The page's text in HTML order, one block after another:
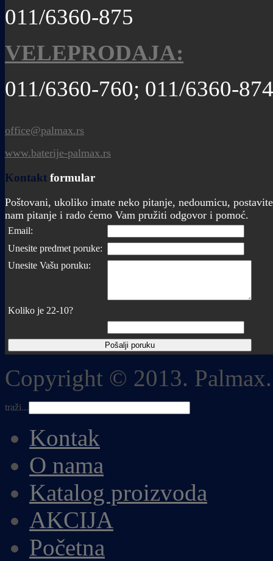
011/6360-875
VELEPRODAJA:
011/6360-760; 011/6360-874
office@palmax.rs
www.baterije-palmax.rs
Kontakt formular
Poštovani, ukoliko imate neko pitanje, nedoumicu, postavite
nam pitanje i rado ćemo Vam pružiti odgovor i pomoć.
Email:
Unesite predmet poruke:
Unesite Vašu poruku:
Koliko je 22-10?
Copyright © 2013.
traži...
Kontak
O nama
Katalog proizvoda
AKCIJA
Početna